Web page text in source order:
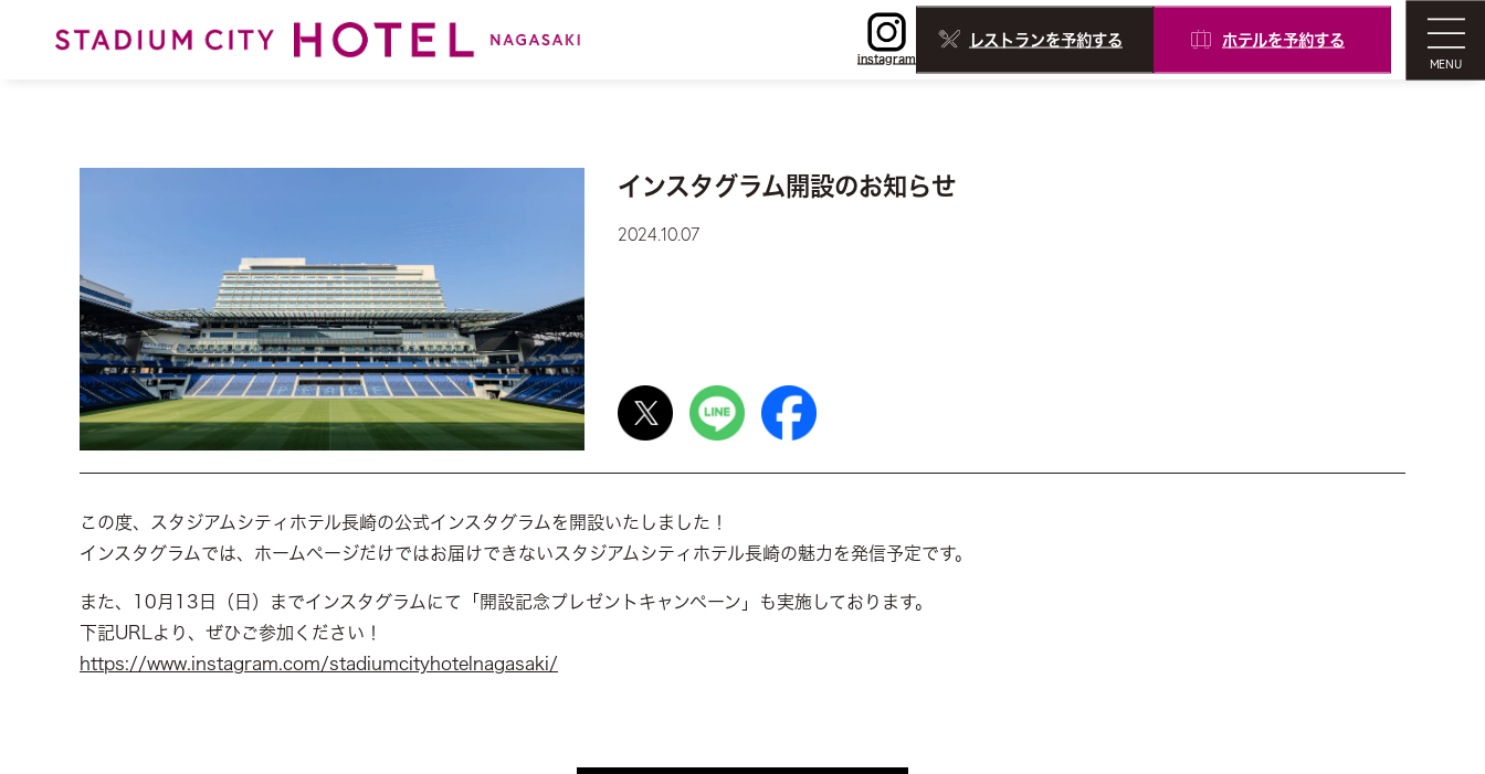
MENU
instagram
レストランを予約する ホテルを予約する
インスタグラム開設のお知らせ
2024.10.07
この度、スタジアムシティホテル長崎の公式インスタグラムを開設いたしました！
インスタグラムでは、ホームページだけではお届けできないスタジアムシティホテル長崎の魅力を発信予定です。
また、10月13日（日）までインスタグラムにて「開設記念プレゼントキャンペーン」も実施しております。
下記URLより、ぜひご参加ください！
https://www.instagram.com/stadiumcityhotelnagasaki/